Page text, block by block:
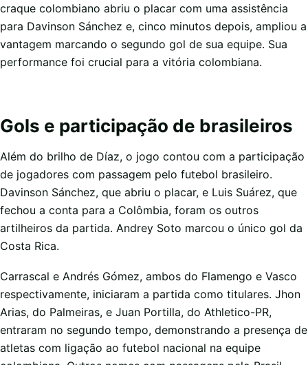
craque colombiano abriu o placar com uma assistência
para Davinson Sánchez e, cinco minutos depois, ampliou a
vantagem marcando o segundo gol de sua equipe. Sua
performance foi crucial para a vitória colombiana.
Gols e participação de brasileiros
Além do brilho de Díaz, o jogo contou com a participação
de jogadores com passagem pelo futebol brasileiro.
Davinson Sánchez, que abriu o placar, e Luis Suárez, que
fechou a conta para a Colômbia, foram os outros
artilheiros da partida. Andrey Soto marcou o único gol da
Costa Rica.
Carrascal e Andrés Gómez, ambos do Flamengo e Vasco
respectivamente, iniciaram a partida como titulares. Jhon
Arias, do Palmeiras, e Juan Portilla, do Athletico-PR,
entraram no segundo tempo, demonstrando a presença de
atletas com ligação ao futebol nacional na equipe